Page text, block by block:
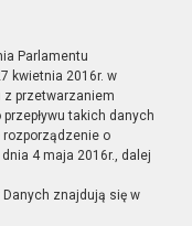
Parlamentu
kwietnia 2016r. w
z przetwarzaniem
takich danych
o
4 maja 2016r., dalej
znajdują się w